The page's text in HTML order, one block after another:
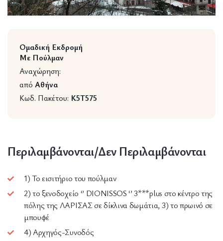
Wildlife
Ομαδική Εκδρομή
Με Πούλμαν
Αναχώρηση:
από Αθήνα
Κωδ. Πακέτου: K5T575
Περιλαμβάνονται/Δεν Περιλαμβάνονται
1) Το εισιτήριο του πούλμαν
2) το ξενοδοχείο ‘’ DIONISSOS ‘’ 3***plus στο κέντρο της
πόλης της ΛΑΡΙΣΑΣ σε δίκλινα δωμάτια, 3) το πρωινό σε
μπουφέ
4) Αρχηγός-Συνοδός